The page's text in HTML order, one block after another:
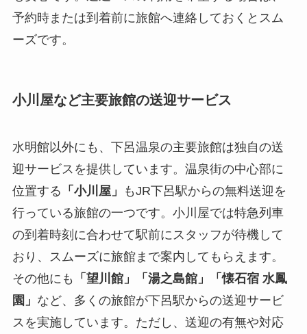
予約時または到着前に旅館へ連絡しておくとスム
ーズです。
小川屋など主要旅館の送迎サービス
水明館以外にも、下呂温泉の主要旅館は独自の送
迎サービスを提供しています。温泉街の中心部に
位置する 「小川屋」
もJR下呂駅からの無料送迎を
行っている旅館の一つです。小川屋では特急列車
の到着時刻に合わせて駅前にスタッフが待機して
おり、スムーズに旅館まで案内してもらえます。
その他にも
「望川館」「湯之島館」「懐石宿 水鳳
園」 など、多くの旅館が下呂駅からの送迎サービ
スを実施しています。ただし、送迎の有無や対応